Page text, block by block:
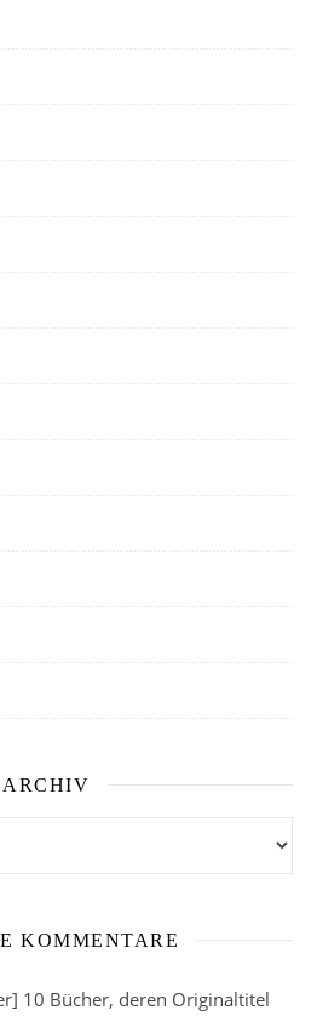
ARCHIV
KOMMENTARE
10 Bücher, deren Originaltitel